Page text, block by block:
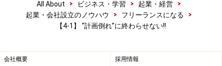
All About > ビジネス・学習 > 起業・経営
>
起業・会社設立のノウハウ
> フリーランスになる
>
【4-1】 “計画倒れ”に終わらせない!!
会社概要 採用情報